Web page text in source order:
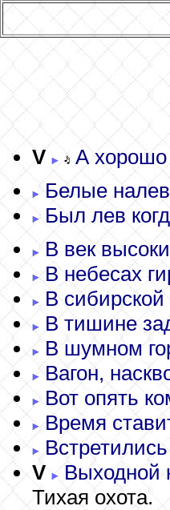
V А хорошо
Белые
Был лев
В век
В небесах
В сибирской
В тишине
В шумном
Вагон,
Вот опять
Время
V
Выходной
Тихая охота.